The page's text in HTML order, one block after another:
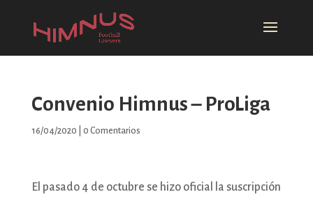
Convenio Himnus – ProLiga
16/04/2020 0 Comentarios
El pasado 4 de octubre se hizo oficial la suscripción